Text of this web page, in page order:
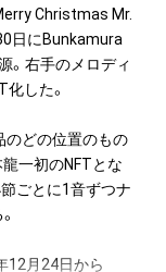
Christmas Mr.
日にBunkamura
。右手のメロディ
した。
のどの位置のもの
一初のNFTとな
ごとに1音ずつナ
12月24日から